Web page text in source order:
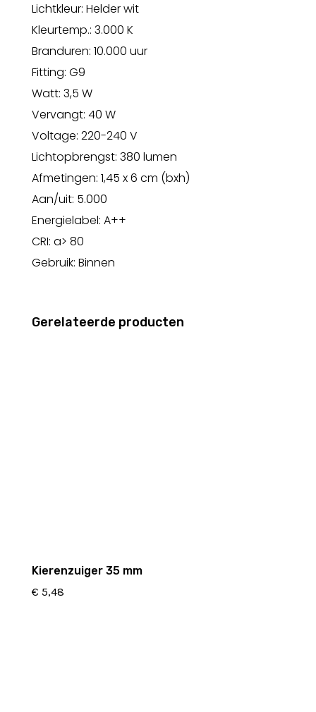
Lichtkleur: Helder wit
Kleurtemp.: 3.000 K
Branduren: 10.000 uur
Fitting: G9
Watt: 3,5 W
Vervangt: 40 W
Voltage: 220-240 V
Lichtopbrengst: 380 lumen
Afmetingen: 1,45 x 6 cm (bxh)
Aan/uit: 5.000
Energielabel: A++
CRI: a> 80
Gebruik: Binnen
Gerelateerde producten
Kierenzuiger 35 mm
€ 5,48